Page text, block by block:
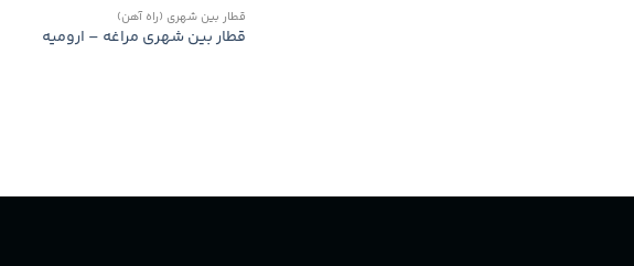
قطار بین شهری (راه آهن)
قطار بین شهری مراغه – ارومیه